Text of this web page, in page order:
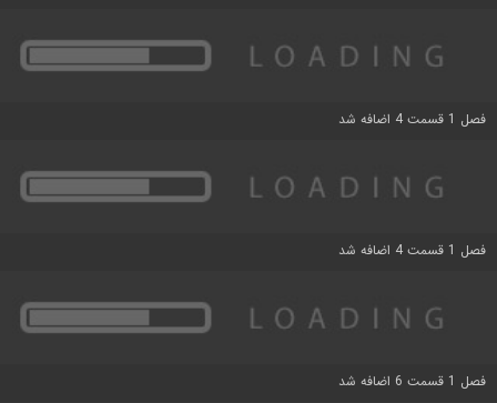
فصل 1 قسمت 4 اضافه شد
فصل 1 قسمت 4 اضافه شد
فصل 1 قسمت 6 اضافه شد